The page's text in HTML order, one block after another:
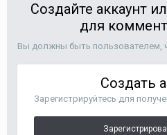
Создайте аккаунт
для
Вы должны быть пользователем,
Создать
Зарегистрируйтесь для